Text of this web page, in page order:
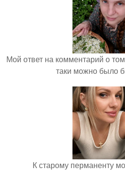
Мой ответ на комментарий о
таки можно было
К старому перманенту